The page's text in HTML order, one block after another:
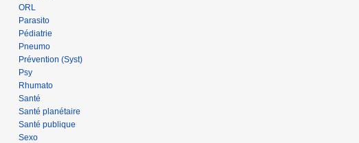
ORL
Parasito
Pédiatrie
Pneumo
Prévention (Syst)
Psy
Rhumato
Santé
Santé planétaire
Santé publique
Sexo